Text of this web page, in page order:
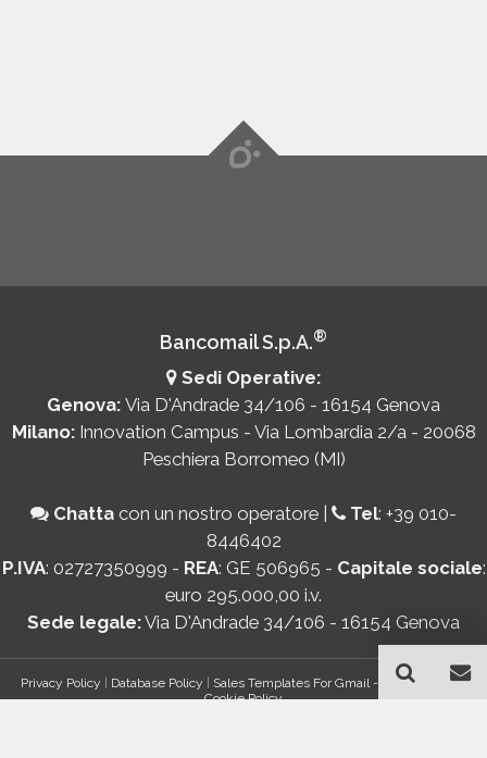
Bancomail S.p.A.®
Sedi Operative:
Genova: Via D'Andrade 34/106 - 16154 Genova
Milano: Innovation Campus - Via Lombardia 2/a - 20068
Peschiera Borromeo (MI)
Chatta con un nostro operatore | Tel: +39 010-
8446402
P.IVA: 02727350999 - REA: GE 506965 - Capitale sociale:
euro 295.000,00 i.v.
Sede legale:Via D'Andrade 34/106 - 16154 Genova
Privacy Policy | Database Policy | Sales Templates For Gmail - AddOn Policy|
Cookie Policy